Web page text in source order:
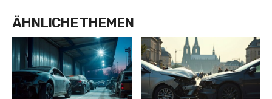
ÄHNLICHE THEMEN